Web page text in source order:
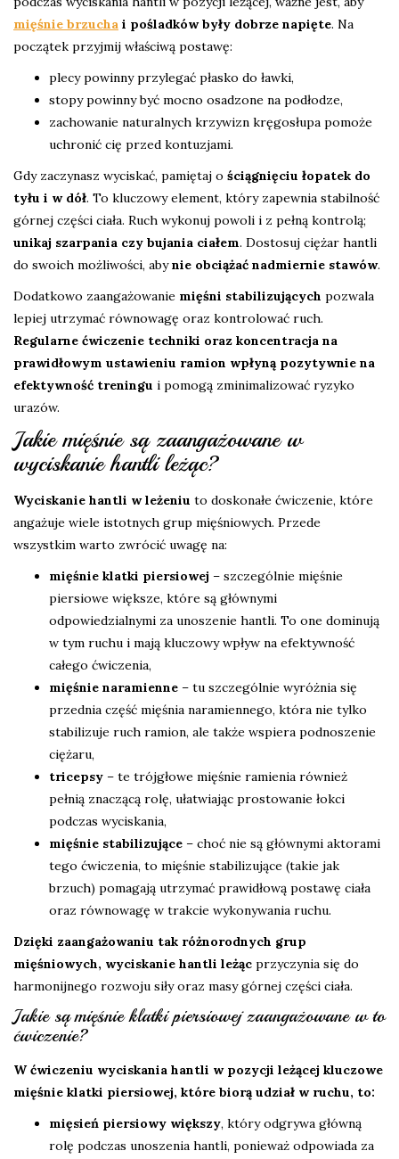
mięśnie brzucha i pośladków były dobrze napięte. Na
początek przyjmij właściwą postawę:
plecy powinny przylegać płasko do ławki,
stopy powinny być mocno osadzone na podłodze,
zachowanie naturalnych krzywizn kręgosłupa pomoże
uchronić cię przed kontuzjami.
Gdy zaczynasz wyciskać, pamiętaj o ściągnięciu łopatek do
tyłu i w dół. To kluczowy element, który zapewnia stabilność
górnej części ciała. Ruch wykonuj powoli i z pełną kontrolą;
unikaj szarpania czy bujania ciałem. Dostosuj ciężar hantli
do swoich możliwości, abynie obciążać nadmiernie stawów.
Dodatkowo zaangażowanie mięśni stabilizujących pozwala
lepiej utrzymać równowagę oraz kontrolować ruch.
Regularne ćwiczenie techniki oraz koncentracja na
prawidłowym ustawieniu ramion wpłyną pozytywnie na
efektywność treningu i pomogą zminimalizować ryzyko
urazów.
Jakie mięśnie są zaangażowane w
wyciskanie hantli leżąc?
Wyciskanie hantli w leżeniu to doskonałe ćwiczenie, które
angażuje wiele istotnych grup mięśniowych. Przede
wszystkim warto zwrócić uwagę na:
mięśnie klatki piersiowej – szczególnie mięśnie
piersiowe większe, które są głównymi
odpowiedzialnymi za unoszenie hantli. To one dominują
w tym ruchu i mają kluczowy wpływ na efektywność
całego ćwiczenia,
mięśnie naramienne – tu szczególnie wyróżnia się
przednia część mięśnia naramiennego, która nie tylko
stabilizuje ruch ramion, ale także wspiera podnoszenie
ciężaru,
tricepsy – te trójgłowe mięśnie ramienia również
pełnią znaczącą rolę, ułatwiając prostowanie łokci
podczas wyciskania,
mięśnie stabilizujące – choć nie są głównymi aktorami
tego ćwiczenia, to mięśnie stabilizujące (takie jak
brzuch) pomagają utrzymać prawidłową postawę ciała
oraz równowagę w trakcie wykonywania ruchu.
Dzięki zaangażowaniu tak różnorodnych grup
mięśniowych, wyciskanie hantli leżąc przyczynia się do
harmonijnego rozwoju siły oraz masy górnej części ciała.
Jakie są mięśnie klatki piersiowej zaangażowane w to
ćwiczenie?
W ćwiczeniu wyciskania hantli w pozycji leżącej kluczowe
mięśnie klatki piersiowej, które biorą udział w ruchu, to:
mięsień piersiowy większy, który odgrywa główną
rolę podczas unoszenia hantli, ponieważ odpowiada za